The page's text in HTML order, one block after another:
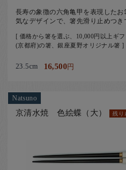
長寿の象徴の六角亀甲を表現した
気なデザインで、箸先滑り止めつき
[ 価格から箸を選ぶ、10,000円以上ギ
(京都府)の箸、銀座夏野オリジナル箸 ]
23.5cm 16,500円
Natsuno
京清水焼 色絵蝶（大） 残り